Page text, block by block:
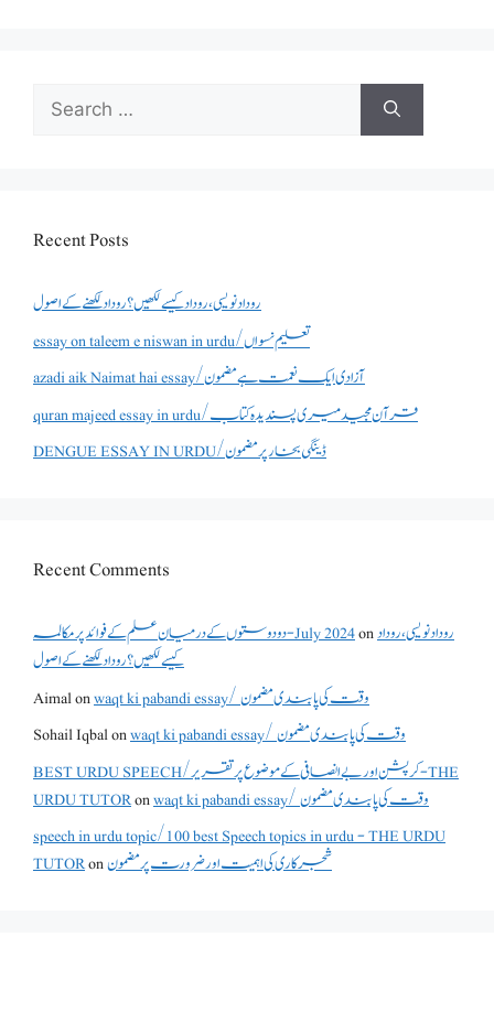
Search
for:
Recent Posts
روداد نویسی ،روداد کیسے لکھیں؟ روداد لکھنے کے اصول
essay on taleem e niswan in urdu/تعلیم نسواں
azadi aik Naimat hai essay/آزادی ایک نعمت ہے مضمون
quran majeed essay in urdu/قرآن مجید میری پسندیدہ کتاب
DENGUE ESSAY IN URDU/ڈینگی بخار پر مضمون
Recent Comments
دو دوستوں کے درمیان علم کے فوائد پر مکالمہ - July 2024onروداد نویسی ،روداد
کیسے لکھیں؟ روداد لکھنے کے اصول
Aimalon
waqt ki pabandi essay/ وقت کی پابندی مضمون
Sohail Iqbalon
waqt ki pabandi essay/ وقت کی پابندی مضمون
BEST URDU SPEECH/کرپشن اور بے انصافی کے موضوع پر تقریر - THE
URDU TUTORon
waqt ki pabandi essay/ وقت کی پابندی مضمون
speech in urdu topic/100 best Speech topics in urdu - THE URDU
TUTORonشجرکاری کی اہمیت اور ضرورت پر مضمون